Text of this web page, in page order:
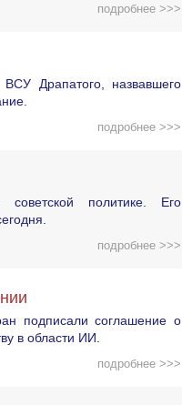
подробнее >>>
Драпатого, назвавшего
подробнее >>>
политике. Его
подробнее >>>
подписали соглашение о
в области ИИ.
подробнее >>>